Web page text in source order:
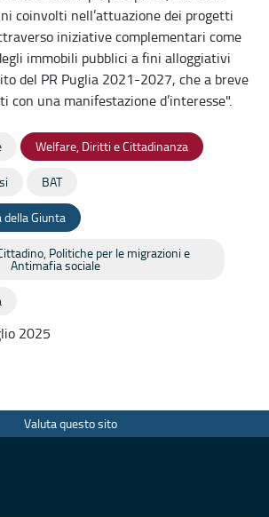
coinvolti nell’attuazione dei progetti
iniziative complementari come
immobili pubblici a fini alloggiativi
del PR Puglia 2021-2027, che a breve
con una manifestazione d’interesse".
Welfare, Diritti e Cittadinanza
BAT
Giunta
Politiche per le migrazioni e
Antimafia sociale
2025
Valuta questo sito